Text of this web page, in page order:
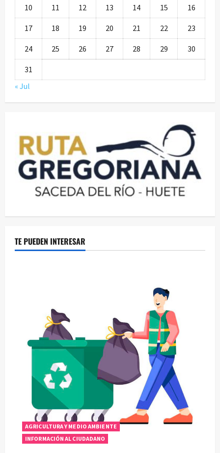
10 11 12 13 14 15 16
17 18 19 20 21 22 23
24 25 26 27 28 29 30
31
« Jul
TE PUEDEN INTERESAR
AGRICULTURA Y MEDIO AMBIENTE
INFORMACIÓN AL CIUDADANO